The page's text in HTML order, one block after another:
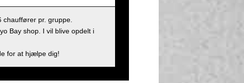
pr. gruppe.
Bay shop. I vil blive opdelt i
for at hjælpe dig!